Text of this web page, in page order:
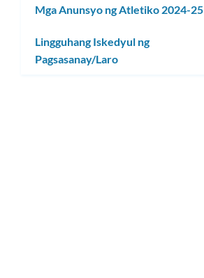
Mga Anunsyo ng Atletiko 2024-25
Lingguhang Iskedyul ng
Pagsasanay/Laro